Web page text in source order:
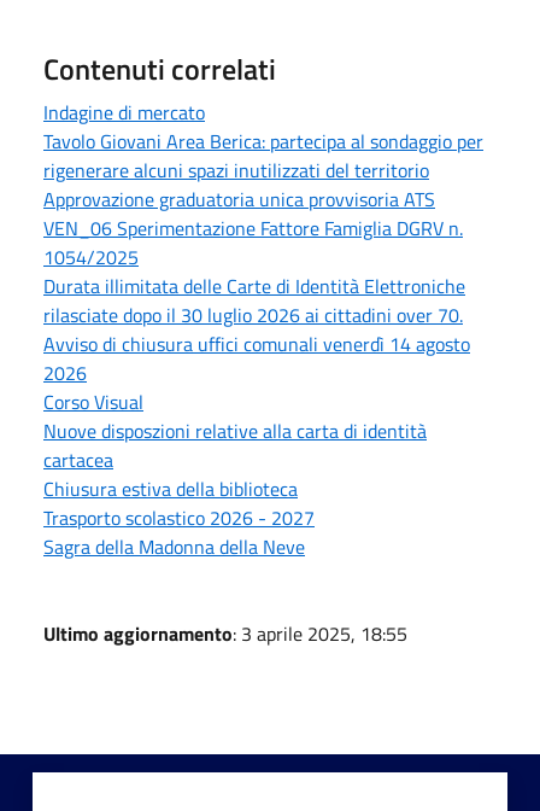
Contenuti correlati
Indagine di mercato
Tavolo Giovani Area Berica: partecipa al sondaggio per
rigenerare alcuni spazi inutilizzati del territorio
Approvazione graduatoria unica provvisoria ATS
VEN_06 Sperimentazione Fattore Famiglia DGRV n.
1054/2025
Durata illimitata delle Carte di Identità Elettroniche
rilasciate dopo il 30 luglio 2026 ai cittadini over 70.
Avviso di chiusura uffici comunali venerdì 14 agosto
2026
Corso Visual
Nuove disposzioni relative alla carta di identità
cartacea
Chiusura estiva della biblioteca
Trasporto scolastico 2026 - 2027
Sagra della Madonna della Neve
Ultimo aggiornamento: 3 aprile 2025, 18:55